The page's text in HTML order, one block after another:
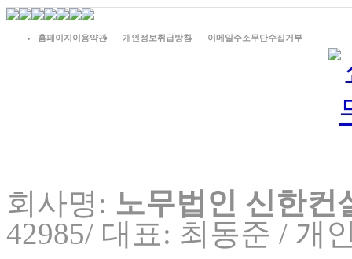
홈페이지이용약관 개인정보취급방침 이메일주소무단수집거부
회사명: 노무법인 신한컨
42985/ 대표: 최동준 / 개